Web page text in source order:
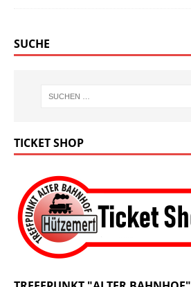
SUCHE
TICKET SHOP